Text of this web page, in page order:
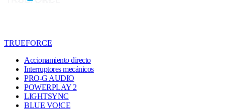
TRUEFORCE
Accionamiento directo
Interruptores mecánicos
PRO-G AUDIO
POWERPLAY 2
LIGHTSYNC
BLUE VO!CE